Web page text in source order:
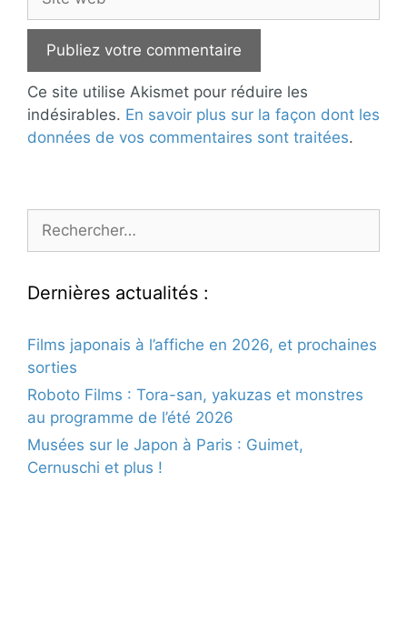
web
Ce site utilise Akismet pour réduire les
indésirables. En savoir plus sur la façon dont les
données de vos commentaires sont traitées.
Dernières actualités :
Films japonais à l’affiche en 2026, et prochaines
sorties
Roboto Films : Tora-san, yakuzas et monstres
au programme de l’été 2026
Musées sur le Japon à Paris : Guimet,
Cernuschi et plus !